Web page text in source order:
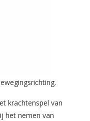
krachtenspel van
het nemen van